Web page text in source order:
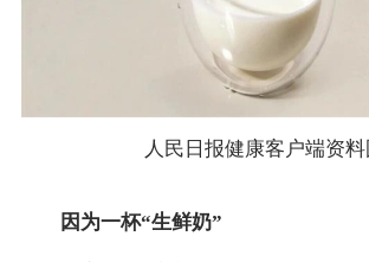
人民日报健康客户端资料
因为一杯“生鲜奶”